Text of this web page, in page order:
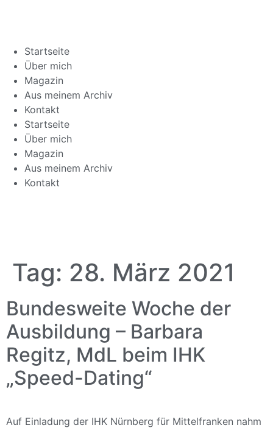
Startseite
Über mich
Magazin
Aus meinem Archiv
Kontakt
Startseite
Über mich
Magazin
Aus meinem Archiv
Kontakt
Tag: 28. März 2021
Bundesweite Woche der
Ausbildung – Barbara
Regitz, MdL beim IHK
„Speed-Dating“
Auf Einladung der IHK Nürnberg für Mittelfranken nahm